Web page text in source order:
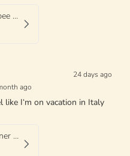
Psychodelic Viso Frisbee High Plate - 25cm UNIQUE PIECE - ONLY 1 X AVAILABLE
24 days ago
ago
I‘m on vacation in Italy
Handmade Italian Dinner Plate 27 cm | Large Ceramic Plate